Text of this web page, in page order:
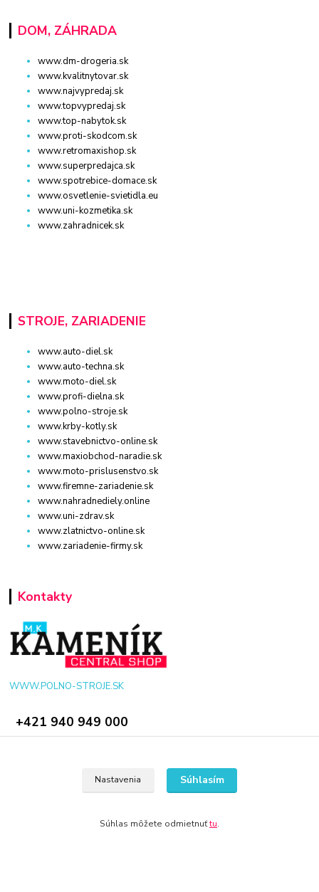
DOM, ZÁHRADA
www.dm-drogeria.sk
www.kvalitnytovar.sk
www.najvypredaj.sk
www.topvypredaj.sk
www.top-nabytok.sk
www.proti-skodcom.sk
www.retromaxishop.sk
www.superpredajca.sk
www.spotrebice-domace.sk
www.osvetlenie-svietidla.eu
www.uni-kozmetika.sk
www.zahradnicek.sk
STROJE, ZARIADENIE
www.auto-diel.sk
www.auto-techna.sk
www.moto-diel.sk
www.profi-dielna.sk
www.polno-stroje.sk
www.krby-kotly.sk
www.stavebnictvo-online.sk
www.maxiobchod-naradie.sk
www.moto-prislusenstvo.sk
www.firemne-zariadenie.sk
www.nahradnediely.online
www.uni-zdrav.sk
www.zlatnictvo-online.sk
www.zariadenie-firmy.sk
Kontakty
WWW.POLNO-STROJE.SK
+421 940 949 000
Nastavenia Súhlasím
Súhlas môžete odmietnuťtu.